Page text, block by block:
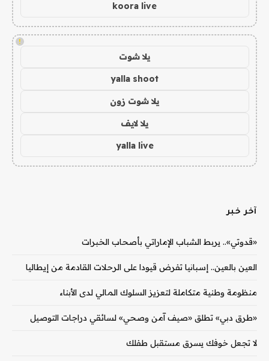
koora live
!
يلا شوت
yalla shoot
يلا شوت زون
يلا لايف
yalla live
آخر خبر
«قدوتي».. يربط الشباب الإماراتي بأصحاب الخبرات
العين بالعين.. إسبانيا تفرض قيودا على الرحلات القادمة من إيطاليا
منظومة وطنية متكاملة لتعزيز السلوك المالي لدى الأبناء
«طرق دبي» تطلق «صيف آمن وصحي» لسائقي دراجات التوصيل
لا تجعل خوفك يسرق مستقبل طفلك